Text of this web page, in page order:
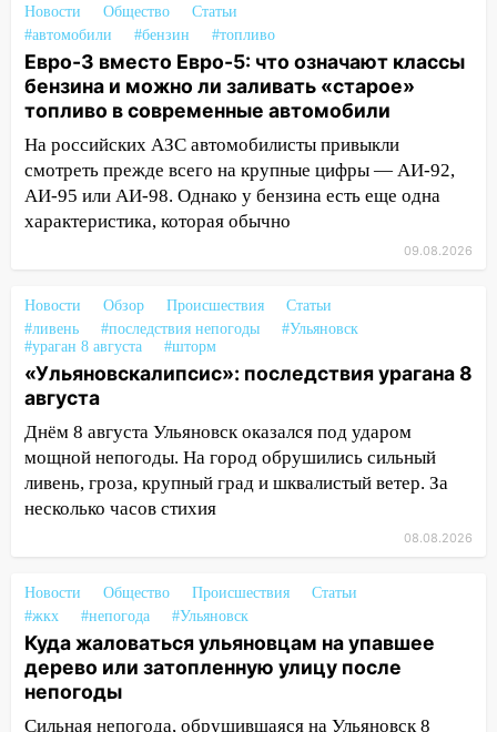
Ульяновской области подали более 10
тысяч заявлений
15:04 Фоторепортаж с улиц Ульяновска
после шторма: поваленные деревья и
затопленные улицы
14:28 Ураган вырвал остановку на улице
Деева в Заволжье
14:26
Жители Ульяновска сами
14:16
Шторм продолжает ломать город:
на улице Любови Шевцовой рухнул
светофор
14:14
Студента из Ульяновска обманули
мошенники под видом преподавателя
14:12 Куда жаловаться ульяновцам на
упавшее дерево или затопленную улицу
ветром сорвало опалубку со
строящегося дома
13:54 В мэрии Ульяновска рассказали,
как устраняют последствия мощного
шторма
Новости Общество
Статьи
#автомобили
#бензин #топливо
Евро-3 вместо Евро-5: что означают классы
бензина и можно ли заливать «старое»
топливо в современные автомобили
На российских АЗС автомобилисты привыкли
смотреть прежде всего на крупные цифры — АИ-92,
АИ-95 или АИ-98. Однако у бензина есть еще одна
характеристика, которая обычно
09.08.2026
Новости Обзор Происшествия
Статьи
#ливень
#последствия непогоды
#Ульяновск
#ураган 8 августа
#шторм
«Ульяновскалипсис»: последствия урагана 8
августа
Днём 8 августа Ульяновск оказался под ударом
мощной непогоды. На город обрушились сильный
ливень, гроза, крупный град и шквалистый ветер. За
несколько часов стихия
08.08.2026
Новости Общество Происшествия
Статьи
#жкх
#непогода #Ульяновск
Куда жаловаться ульяновцам на упавшее
дерево или затопленную улицу после
непогоды
Сильная непогода, обрушившаяся на Ульяновск 8